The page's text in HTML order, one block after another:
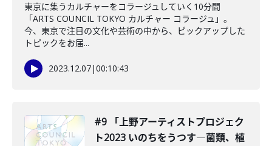
東京に集うカルチャーをコラージュしていく10分間
「ARTS COUNCIL TOKYO カルチャー コラージュ」。
今、東京で注目の文化や芸術の中から、ピックアップした
トピックをお届...
2023.12.07|00:10:43
#9 「上野アーティストプロジェク
ト2023 いのちをうつす―菌類、植